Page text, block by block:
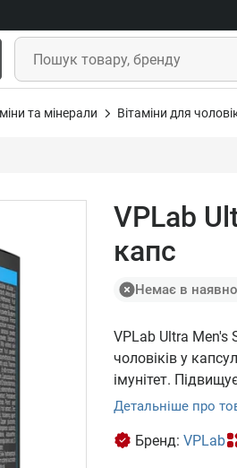
та мінерали Вітаміни для
VPLab
капс
Немає в
VPLab Ultra Men's
чоловіків у
імунітет.
Детальніше про
Бренд: VPLab